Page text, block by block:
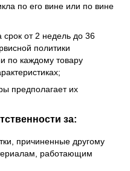
по его вине или по вине
срок от 2 недель до 36
политики
по каждому товару
предполагает их
за:
причиненные другому
работающим